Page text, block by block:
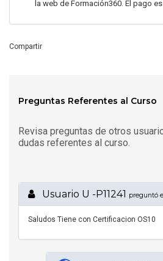
la web de Formación360. El pago
Compartir
Preguntas Referentes al Curso
Revisa preguntas de otros
dudas referentes al curso.
Usuario U -P11241 preguntó
Saludos Tiene con Certificacion OS10